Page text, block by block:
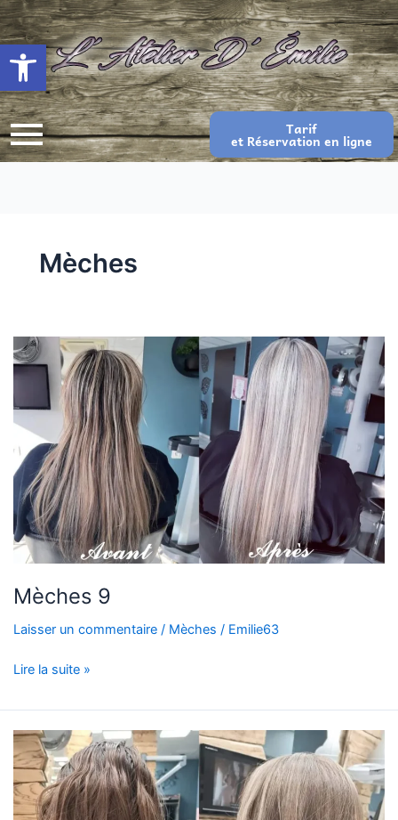
Tarif
et Réservation en ligne
Mèches
Mèches 9
Laisser un commentaire / Mèches / Emilie63
Mèches
9
Lire la suite »
Mèches
8
Ouvrir la barre d’outils